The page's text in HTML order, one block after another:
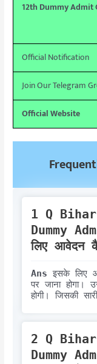
12th Dummy Admit
Official Notification
Join Our Telegram
Official Website
1 Q
Dummy
लिए आवेदन
Ans इसके लिए
पर जाना होगा।
होगी। जिसकी
2 Q
Dummy